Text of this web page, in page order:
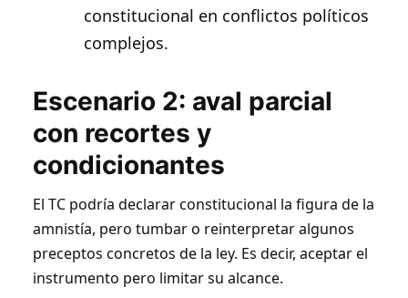
constitucional en conflictos políticos
complejos.
Escenario 2: aval parcial
con recortes y
condicionantes
El TC podría declarar constitucional la figura de la
amnistía, pero tumbar o reinterpretar algunos
preceptos concretos de la ley. Es decir, aceptar el
instrumento pero limitar su alcance.